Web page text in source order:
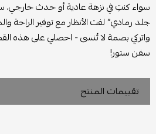
سواء كنتِ في نزهة عادية أو حدث
جلد رمادي” لفت الأنظار مع توفير الراحة
واتركي بصمة لا تُنسى - احصلي على هذه
سفن ستور!
تقييمات المنتج